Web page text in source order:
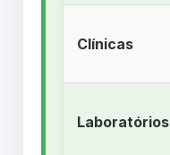
Clínicas
Laboratórios